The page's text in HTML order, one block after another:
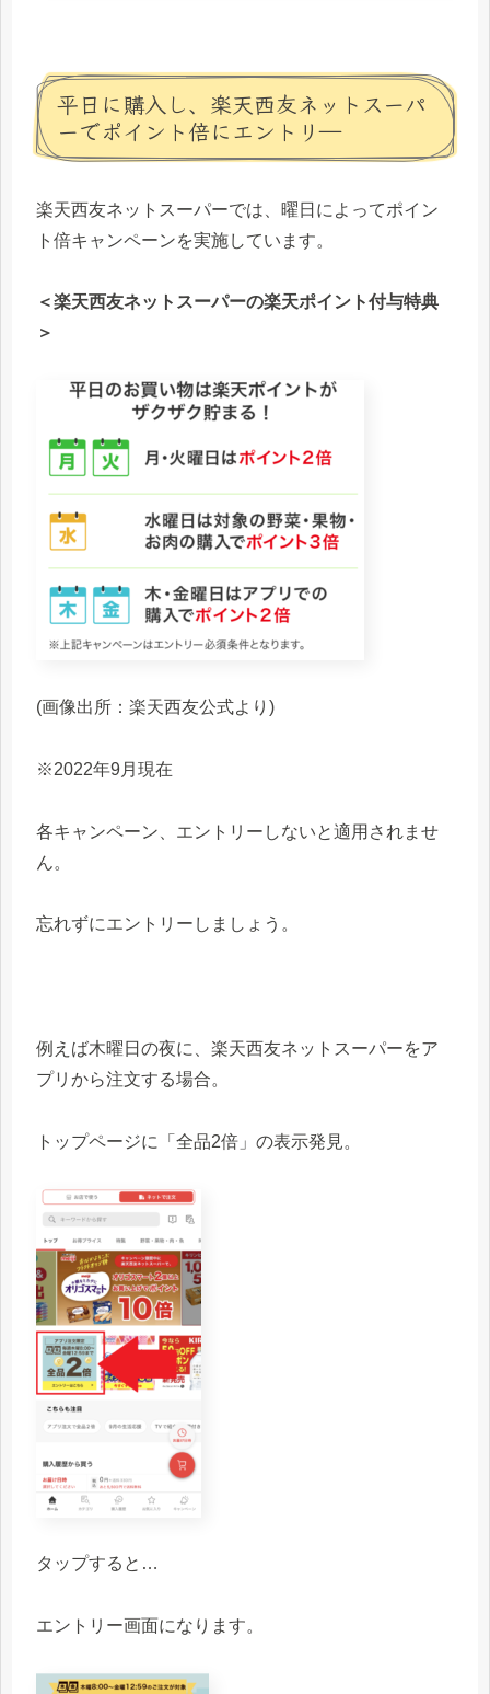
平日に購入し、楽天西友ネットスーパ
ーでポイント倍にエントリ―
楽天西友ネットスーパーでは、曜日によってポイン
ト倍キャンペーンを実施しています。
＜楽天西友ネットスーパーの楽天ポイント付与特典
＞
(画像出所：楽天西友公式より)
※2022年9月現在
各キャンペーン、エントリーしないと適用されませ
ん。
忘れずにエントリーしましょう。
例えば木曜日の夜に、楽天西友ネットスーパーをア
プリから注文する場合。
トップページに「全品2倍」の表示発見。
タップすると…
エントリー画面になります。